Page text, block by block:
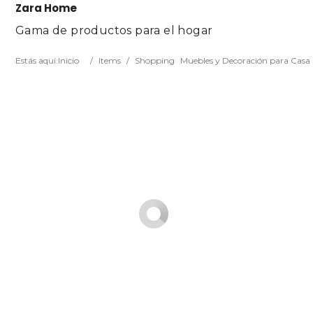
Zara Home
Gama de productos para el hogar
Estás aquí:Inicio / Items / Shopping Muebles y Decoración para Casa